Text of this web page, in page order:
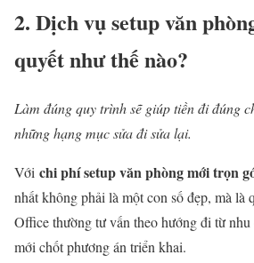
2. Dịch vụ setup văn
quyết như thế nào?
Làm đúng quy trình sẽ giúp tiền đi đúng
những hạng mục sửa đi sửa lại.
Với chi phí setup văn phòng mới trọn
nhất không phải là một con số đẹp, mà là
Office thường tư vấn theo hướng đi từ nhu
mới chốt phương án triển khai.